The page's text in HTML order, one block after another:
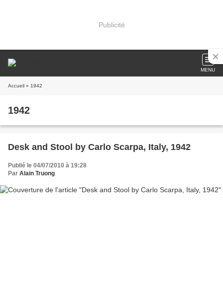
Publicité
MENU
Accueil » 1942
1942
Desk and Stool by Carlo Scarpa, Italy, 1942
Publié le 04/07/2010 à 19:28
Par Alain Truong